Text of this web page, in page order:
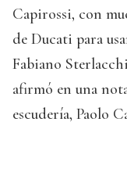
Capirossi, con
de Ducati para
Fabiano
afirmó en una
escudería, Paolo